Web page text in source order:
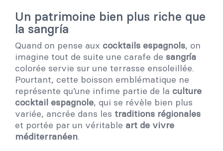
Un patrimoine bien plus riche que
la sangría
Quand on pense aux cocktails espagnols, on
imagine tout de suite une carafe de sangría
colorée servie sur une terrasse ensoleillée.
Pourtant, cette boisson emblématique ne
représente qu’une infime partie de la culture
cocktail espagnole, qui se révèle bien plus
variée, ancrée dans les traditions régionales
et portée par un véritable art de vivre
méditerranéen.